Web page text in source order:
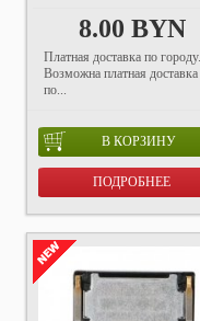
8.00 BYN
Платная доставка по городу.
Возможна платная доставка
по...
В КОРЗИНУ
ПОДРОБНЕЕ